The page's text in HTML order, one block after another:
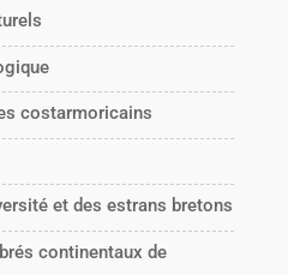
costarmoricains
et des estrans bretons
continentaux de